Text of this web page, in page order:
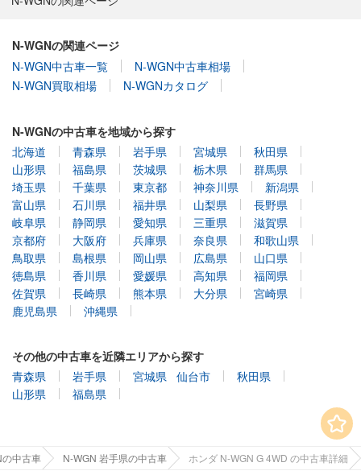
N-WGNの関連ページ
N-WGN中古車一覧
N-WGN中古車相場
N-WGN買取相場
N-WGNカタログ
N-WGNの中古車を地域から探す
北海道
青森県 岩手県 宮城県
秋田県
山形県
福島県 茨城県 栃木県
群馬県
埼玉県
千葉県 東京都 神奈川県
新潟県
富山県
石川県 福井県 山梨県
長野県
岐阜県
静岡県 愛知県 三重県
滋賀県
京都府
大阪府 兵庫県 奈良県
和歌山県
鳥取県
島根県 岡山県 広島県
山口県
徳島県
香川県 愛媛県 高知県
福岡県
佐賀県
長崎県 熊本県 大分県
宮崎県
鹿児島県
沖縄県
その他の中古車を近隣エリアから探す
青森県
岩手県 宮城県 仙台市
秋田県
山形県
福島県
中古車 N-WGN 岩手県の中古車 ホンダ N-WGN G 4WD の中古車詳細